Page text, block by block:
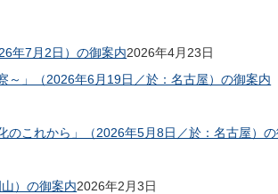
年7月2日）の御案内2026年4月23日
～」（2026年6月19日／於：名古屋）の御案内
のこれから」（2026年5月8日／於：名古屋）
）の御案内2026年2月3日